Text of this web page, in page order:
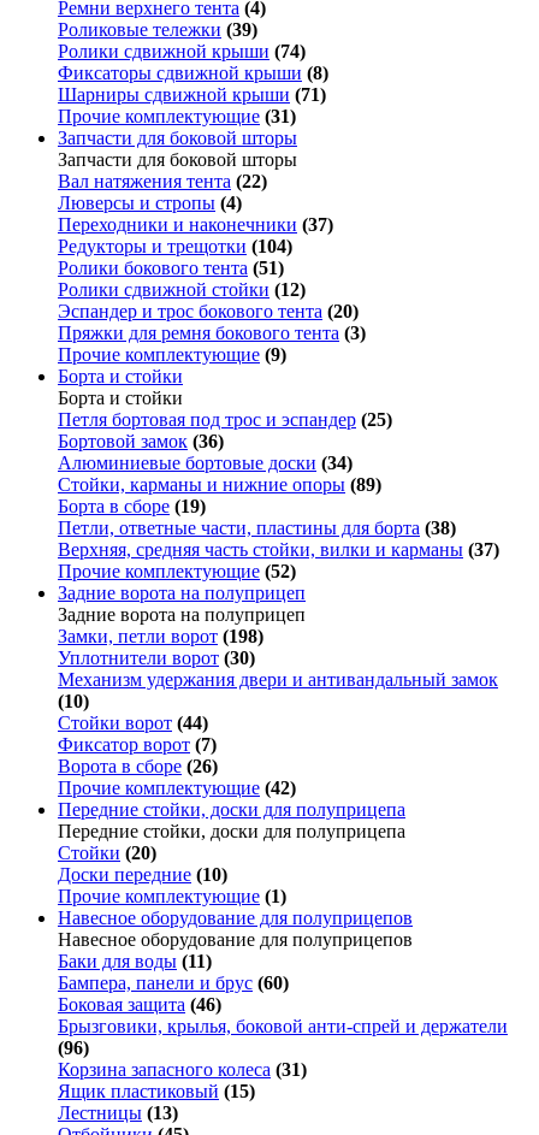
Ремни верхнего тента (4)
Роликовые тележки (39)
Ролики сдвижной крыши (74)
Фиксаторы сдвижной крыши (8)
Шарниры сдвижной крыши (71)
Прочие комплектующие (31)
Запчасти для боковой шторы
Запчасти для боковой шторы
Вал натяжения тента (22)
Люверсы и стропы (4)
Переходники и наконечники (37)
Редукторы и трещотки (104)
Ролики бокового тента (51)
Ролики сдвижной стойки (12)
Эспандер и трос бокового тента (20)
Пряжки для ремня бокового тента (3)
Прочие комплектующие (9)
Борта и стойки
Борта и стойки
Петля бортовая под трос и эспандер (25)
Бортовой замок (36)
Алюминиевые бортовые доски (34)
Стойки, карманы и нижние опоры (89)
Борта в сборе (19)
Петли, ответные части, пластины для борта (38)
Верхняя, средняя часть стойки, вилки и карманы (37)
Прочие комплектующие (52)
Задние ворота на полуприцеп
Задние ворота на полуприцеп
Замки, петли ворот (198)
Уплотнители ворот (30)
Механизм удержания двери и антивандальный замок
(10)
Стойки ворот (44)
Фиксатор ворот (7)
Ворота в сборе (26)
Прочие комплектующие (42)
Передние стойки, доски для полуприцепа
Передние стойки, доски для полуприцепа
Стойки (20)
Доски передние (10)
Прочие комплектующие (1)
Навесное оборудование для полуприцепов
Навесное оборудование для полуприцепов
Баки для воды (11)
Бампера, панели и брус (60)
Боковая защита (46)
Брызговики, крылья, боковой анти-спрей и держатели
(96)
Корзина запасного колеса (31)
Ящик пластиковый (15)
Лестницы (13)